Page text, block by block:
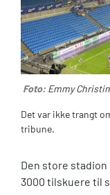
Foto: Emmy
Det var ikke trangt
tribune.
Den store
3000 tilskuere til